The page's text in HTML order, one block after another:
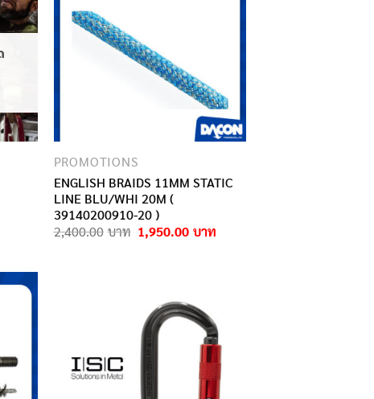
PROMOTIONS
ENGLISH BRAIDS 11MM STATIC
LINE BLU/WHI 20M (
39140200910-20 )
2,400.00
Original
price
1,950.00